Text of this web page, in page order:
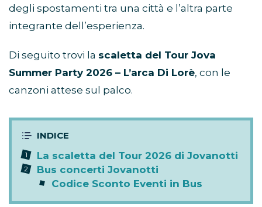
degli spostamenti tra una città e l’altra parte
integrante dell’esperienza.
Di seguito trovi la scaletta del Tour Jova
Summer Party 2026 – L’arca Di Lorè, con le
canzoni attese sul palco.
La scaletta del Tour 2026 di Jovanotti
Bus concerti Jovanotti
Codice Sconto Eventi in Bus